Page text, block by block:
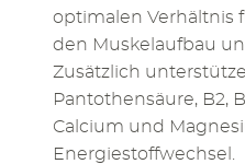
optimalen Verhältnis
den Muskelaufbau
Zusätzlich
Pantothensäure, B2,
Calcium und
Energiestoffwechsel.